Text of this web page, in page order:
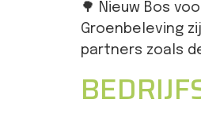
🌳 Nieuw Bos
Groenbeleving
partners zoals